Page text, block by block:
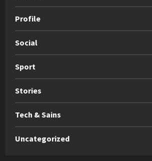
Profile
Social
Sport
Stories
Tech & Sains
Uncategorized